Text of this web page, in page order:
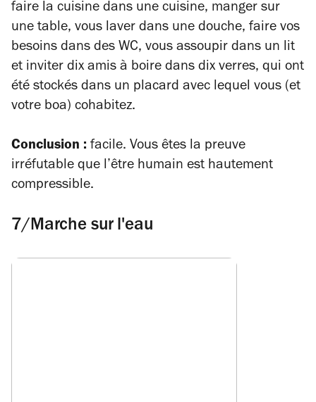
faire la cuisine dans une cuisine, manger sur
une table, vous laver dans une douche, faire vos
besoins dans des WC, vous assoupir dans un lit
et inviter dix amis à boire dans dix verres, qui ont
été stockés dans un placard avec lequel vous (et
votre boa) cohabitez.
Conclusion : facile. Vous êtes la preuve
irréfutable que l’être humain est hautement
compressible.
7/Marche sur l'eau